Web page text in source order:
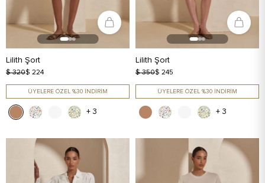
Lilith Şort
$ 320$ 224
ÜYELERE ÖZEL %30 İNDİRİM
+ 3
Lilith Şort
$ 350$ 245
ÜYELERE ÖZEL %30 İNDİRİM
+ 3